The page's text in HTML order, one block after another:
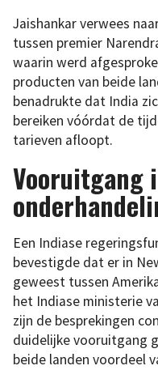
Jaishankar verwees
tussen premier
waarin werd
producten van beide
benadrukte dat India
bereiken vóórdat de
tarieven afloopt.
Vooruitgang
Een Indiase
bevestigde dat er in
geweest tussen
het Indiase ministerie
zijn de besprekingen
duidelijke vooruitgang
beide landen voordeel